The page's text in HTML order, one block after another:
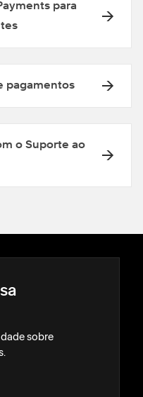
para
pagamentos
o Suporte ao
sobre